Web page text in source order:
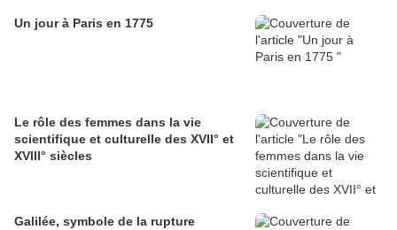
Un jour à Paris en 1775
Le rôle des femmes dans la vie
scientifique et culturelle des XVII° et
XVIII° siècles
Galilée, symbole de la rupture